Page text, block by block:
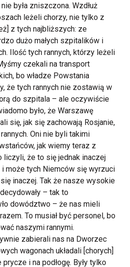
była zniszczona. Wzdłuż
leżeli chorzy, nie tylko z
z tych najbliższych: ze
dużo małych szpitalików i
Ilość tych rannych, którzy leżeli
czekali na transport
bo władze Powstania
że tych rannych nie zostawią w
do szpitala – ale oczywiście
było, że Warszawę
się, jak się zachowają Rosjanie,
Oni nie byli takimi
jak wiemy teraz z
liczyli, że to się jednak inaczej
i może tych Niemców się wyrzuci
inaczej. Tak że nasze wysokie
– tak to
dowództwo – że nas mieli
To musiał być personel, bo
naszymi rannymi.
zabierali nas na Dworzec
wagonach układali [chorych]
i na podłogę. Były tylko